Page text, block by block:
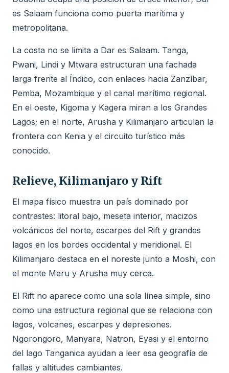
es Salaam funciona como puerta marítima y
metropolitana.
La costa no se limita a Dar es Salaam. Tanga,
Pwani, Lindi y Mtwara estructuran una fachada
larga frente al Índico, con enlaces hacia Zanzíbar,
Pemba, Mozambique y el canal marítimo regional.
En el oeste, Kigoma y Kagera miran a los Grandes
Lagos; en el norte, Arusha y Kilimanjaro articulan la
frontera con Kenia y el circuito turístico más
conocido.
Relieve, Kilimanjaro y Rift
El mapa físico muestra un país dominado por
contrastes: litoral bajo, meseta interior, macizos
volcánicos del norte, escarpes del Rift y grandes
lagos en los bordes occidental y meridional. El
Kilimanjaro destaca en el noreste junto a Moshi, con
el monte Meru y Arusha muy cerca.
El Rift no aparece como una sola línea simple, sino
como una estructura regional que se relaciona con
lagos, volcanes, escarpes y depresiones.
Ngorongoro, Manyara, Natron, Eyasi y el entorno
del lago Tanganica ayudan a leer esa geografía de
fallas y altitudes cambiantes.